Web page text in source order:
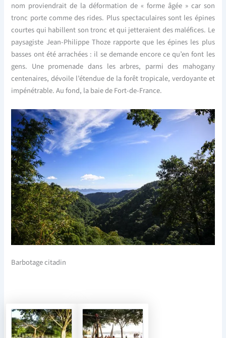
nom proviendrait de la déformation de « forme âgée » car son
tronc porte comme des rides. Plus spectaculaires sont les épines
courtes qui habillent son tronc et qui jetteraient des maléfices. Le
paysagiste Jean-Philippe Thoze rapporte que les épines les plus
basses ont été arrachées : il se demande encore ce qu’en font les
gens. Une promenade dans les arbres, parmi des mahogany
centenaires, dévoile l’étendue de la forêt tropicale, verdoyante et
impénétrable. Au fond, la baie de Fort-de-France.
Barbotage citadin